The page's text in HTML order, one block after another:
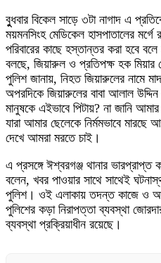
বুুধবার বিকেল সাড়ে ৩টা নাগাদ এ
ময়মনসিংহ মেডিকেল হাসপাতালের
পরিবারের কাছে হস্তান্তর করা হবে
বলছে, জিয়ারুল ও প্রতিপক্ষ হক মিয়ার
পুলিশ জানায়, নিহত জিয়ারুলের নামে
অপরদিকে জিয়ারুলের বাবা আলাল
মানুষকে এইভাবে পিটায়? না জানি
যারা আমার ছেলেকে নির্মমভাবে মারছে
দেখে আমরা মরতে চাই।
এ প্রসঙ্গে ঈশ্বরগঞ্জ থানার ভারপ্রাপ্ত
বলেন, খবর পাওয়ার সাথে সাথেই
পুলিশ। ওই এলাকায় তদন্ত কাজে ও
পুলিশের কড়া নিরাপত্তা ব্যবস্থা
ব্যবস্থা প্রক্রিয়াধীন রয়েছে।